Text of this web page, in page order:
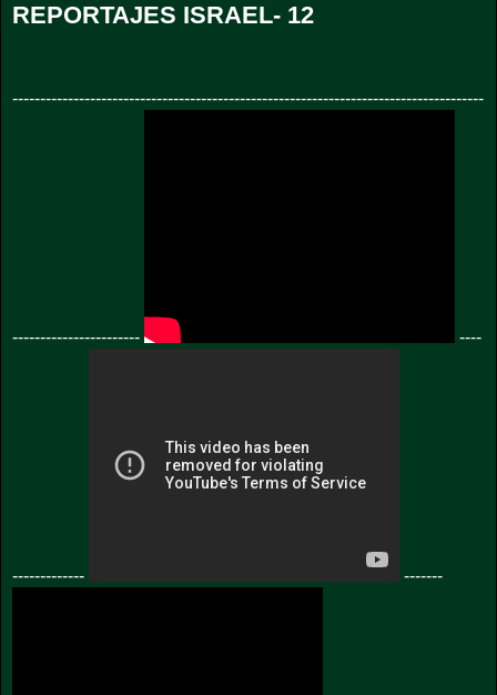
REPORTAJES ISRAEL- 12
-------------------------------------------------------------------------------------
----------------------- ----
------------- -------